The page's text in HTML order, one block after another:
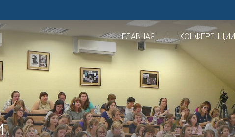
ГЛАВНАЯ КОНФЕРЕНЦИИ